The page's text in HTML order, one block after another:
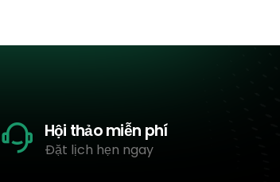
Hội thảo miễn phí
Đặt lịch hẹn ngay